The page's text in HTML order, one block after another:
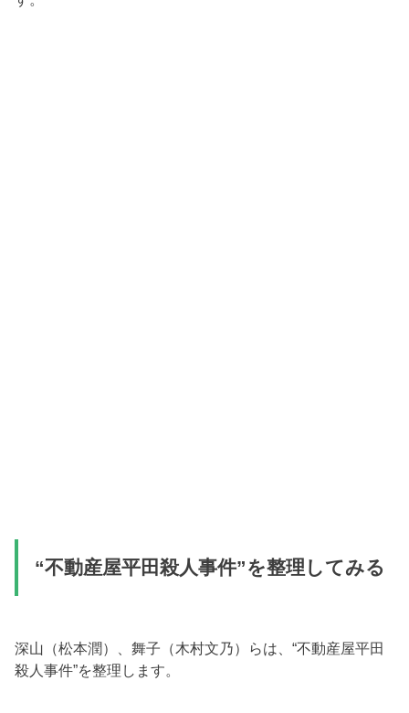
“不動産屋平田殺人事件”を整理してみる
深山（松本潤）、舞子（木村文乃）らは、“不動産屋平田
殺人事件”を整理します。